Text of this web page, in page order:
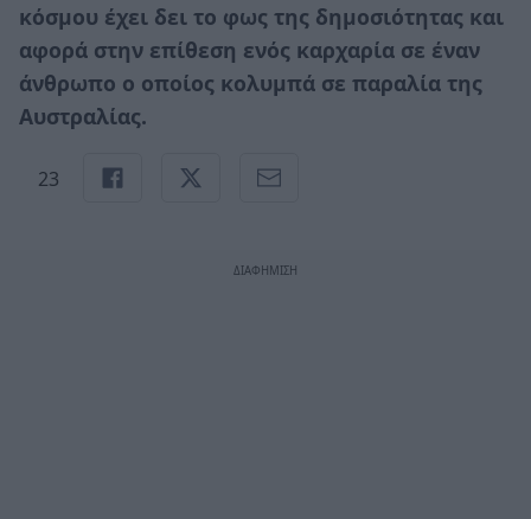
κόσμου έχει δει το φως της δημοσιότητας και
αφορά στην επίθεση ενός καρχαρία σε έναν
άνθρωπο ο οποίος κολυμπά σε παραλία της
Αυστραλίας.
23